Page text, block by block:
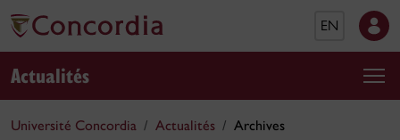
EN
Actualités
Université Concordia Actualités Archives